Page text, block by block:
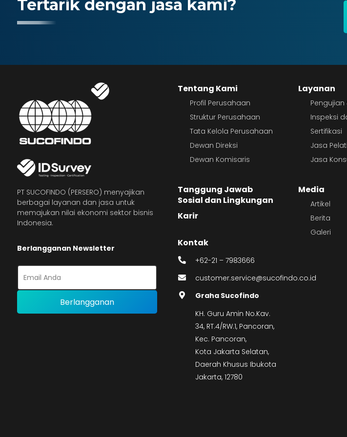
Tertarik dengan jasa kami?
PT SUCOFINDO (PERSERO) menyajikan
berbagai layanan dan jasa untuk
memajukan nilai ekonomi sektor bisnis
Indonesia.
Berlangganan Newsletter
Tentang Kami
Profil Perusahaan
Struktur Perusahaan
Tata Kelola Perusahaan
Dewan Direksi
Dewan Komisaris
Tanggung Jawab
Sosial dan Lingkungan
Karir
Kontak
+62-21 – 7983666
customer.service@sucofindo.co.id
Graha Sucofindo
KH. Guru Amin No.Kav.
34, RT.4/RW.1, Pancoran,
Kec. Pancoran,
Kota Jakarta Selatan,
Daerah Khusus Ibukota
Jakarta, 12780
Layanan
Pengujian
Inspeksi
Sertifikasi
Jasa
Jasa
Media
Artikel
Berita
Galeri